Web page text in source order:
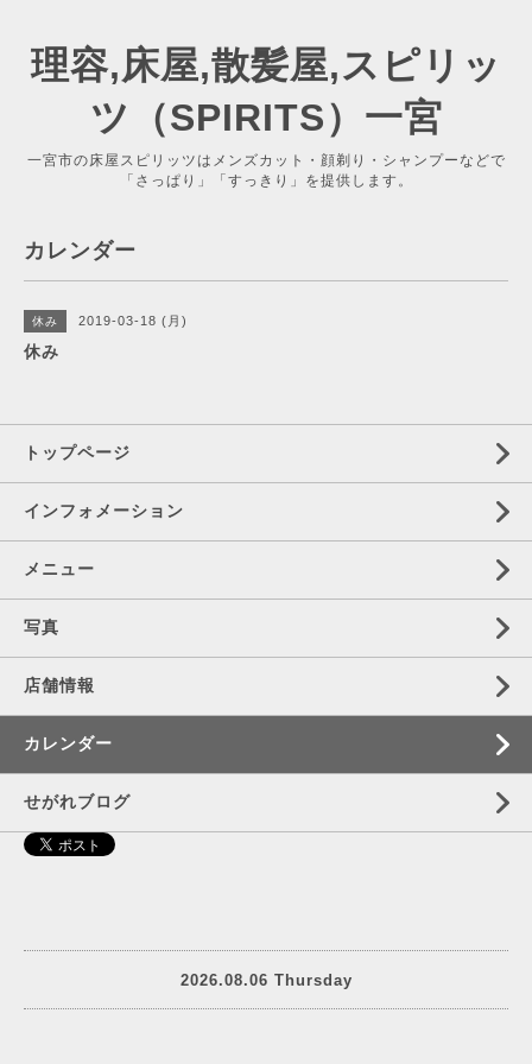
理容,床屋,散髪屋,スピリッ
ツ（SPIRITS）一宮
一宮市の床屋スピリッツはメンズカット・顔剃り・シャンプーなどで
「さっぱり」「すっきり」を提供します。
カレンダー
休み 2019-03-18 (月)
休み
トップページ
インフォメーション
メニュー
写真
店舗情報
カレンダー
せがれブログ
2026.08.06 Thursday